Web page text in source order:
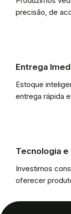
precisão, de
Entrega
Estoque
entrega rápida
Tecnologia e
Investimos
oferecer